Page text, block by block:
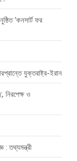
‘কনসার্ট ফর
যুক্তরাষ্ট্র-ইরান
নিরপেক্ষ ও
: তথ্যমন্ত্রী